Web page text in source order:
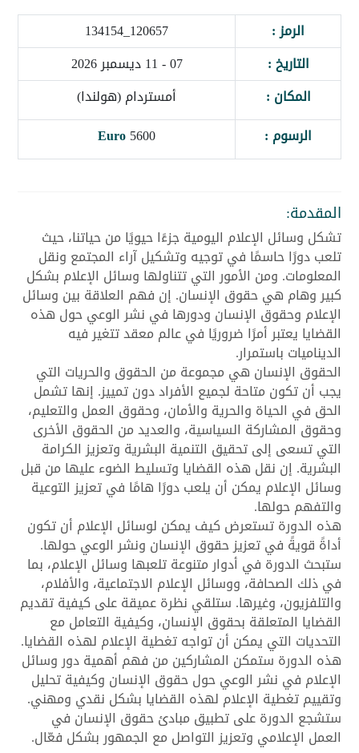
الرمز :
120657_134154
التاريخ :
07 - 11 ديسمبر 2026
المكان :
أمستردام (هولندا)
الرسوم :
5600
Euro
المقدمة:
تشكل وسائل الإعلام اليومية جزءًا حيويًا من حياتنا، حيث
تلعب دورًا حاسمًا في توجيه وتشكيل آراء المجتمع ونقل
المعلومات. ومن الأمور التي تتناولها وسائل الإعلام بشكل
كبير وهام هي حقوق الإنسان. إن فهم العلاقة بين وسائل
الإعلام وحقوق الإنسان ودورها في نشر الوعي حول هذه
القضايا يعتبر أمرًا ضروريًا في عالم معقد تتغير فيه
الديناميات باستمرار.
الحقوق الإنسان هي مجموعة من الحقوق والحريات التي
يجب أن تكون متاحة لجميع الأفراد دون تمييز. إنها تشمل
الحق في الحياة والحرية والأمان، وحقوق العمل والتعليم،
وحقوق المشاركة السياسية، والعديد من الحقوق الأخرى
التي تسعى إلى تحقيق التنمية البشرية وتعزيز الكرامة
البشرية. إن نقل هذه القضايا وتسليط الضوء عليها من قبل
وسائل الإعلام يمكن أن يلعب دورًا هامًا في تعزيز التوعية
والتفهم حولها.
هذه الدورة تستعرض كيف يمكن لوسائل الإعلام أن تكون
أداةً قويةً في تعزيز حقوق الإنسان ونشر الوعي حولها.
ستبحث الدورة في أدوار متنوعة تلعبها وسائل الإعلام، بما
في ذلك الصحافة، ووسائل الإعلام الاجتماعية، والأفلام،
والتلفزيون، وغيرها. ستلقي نظرة عميقة على كيفية تقديم
القضايا المتعلقة بحقوق الإنسان، وكيفية التعامل مع
التحديات التي يمكن أن تواجه تغطية الإعلام لهذه القضايا.
هذه الدورة ستمكن المشاركين من فهم أهمية دور وسائل
الإعلام في نشر الوعي حول حقوق الإنسان وكيفية تحليل
وتقييم تغطية الإعلام لهذه القضايا بشكل نقدي ومهني.
ستشجع الدورة على تطبيق مبادئ حقوق الإنسان في
العمل الإعلامي وتعزيز التواصل مع الجمهور بشكل فعّال.